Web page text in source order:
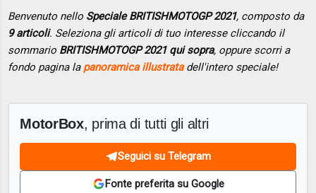
Benvenuto nello Speciale BRITISHMOTOGP 2021, composto da
9 articoli. Seleziona gli articoli di tuo interesse cliccando il
sommario BRITISHMOTOGP 2021 qui sopra, oppure scorri a
fondo pagina la panoramica illustratadell'intero speciale!
MotorBox, prima di tutti gli altri
Seguici su Telegram
Fonte preferita su Google